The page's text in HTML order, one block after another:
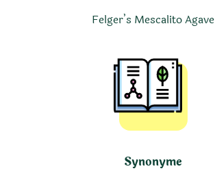
Felger’s Mescalito Agave
Synonyme